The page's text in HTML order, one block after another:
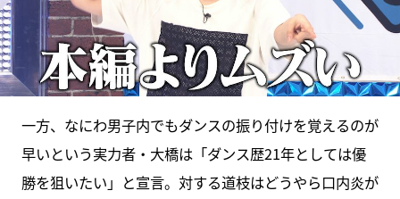
一方、なにわ男子内でもダンスの振り付けを覚えるのが
早いという実力者・大橋は「ダンス歴21年としては優
勝を狙いたい」と宣言。対する道枝はどうやら口内炎が